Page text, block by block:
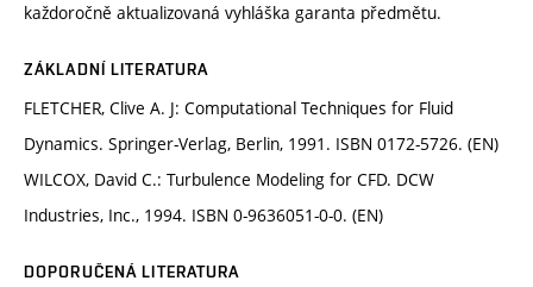
každoročně aktualizovaná vyhláška garanta předmětu.
ZÁKLADNÍ LITERATURA
FLETCHER, Clive A. J: Computational Techniques for Fluid
Dynamics. Springer-Verlag, Berlin, 1991. ISBN 0172-5726. (EN)
WILCOX, David C.: Turbulence Modeling for CFD. DCW
Industries, Inc., 1994. ISBN 0-9636051-0-0. (EN)
DOPORUČENÁ LITERATURA